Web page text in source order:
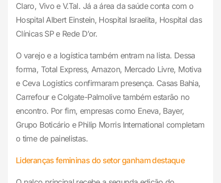
Claro, Vivo e V.Tal. Já a área da saúde conta com o
Hospital Albert Einstein, Hospital Israelita, Hospital das
Clínicas SP e Rede D’or.
O varejo e a logística também entram na lista. Dessa
forma, Total Express, Amazon, Mercado Livre, Motiva
e Ceva Logistics confirmaram presença. Casas Bahia,
Carrefour e Colgate-Palmolive também estarão no
encontro. Por fim, empresas como Eneva, Bayer,
Grupo Boticário e Philip Morris International completam
o time de painelistas.
Lideranças femininas do setor ganham destaque